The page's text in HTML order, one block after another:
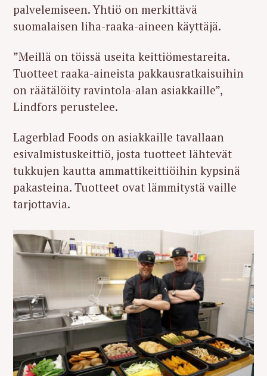
palvelemiseen. Yhtiö on merkittävä
suomalaisen liha-raaka-aineen käyttäjä.
”Meillä on töissä useita keittiömestareita.
Tuotteet raaka-aineista pakkausratkaisuihin
on räätälöity ravintola-alan asiakkaille”,
Lindfors perustelee.
Lagerblad Foods on asiakkaille tavallaan
esivalmistuskeittiö, josta tuotteet lähtevät
tukkujen kautta ammattikeittiöihin kypsinä
pakasteina. Tuotteet ovat lämmitystä vaille
tarjottavia.